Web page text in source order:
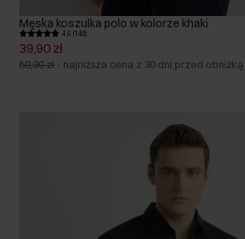
Męska koszulka polo w kolorze khaki
4.9 (146)
39,90 zł
59,90 zł - najniższa cena z 30 dni przed obniżką